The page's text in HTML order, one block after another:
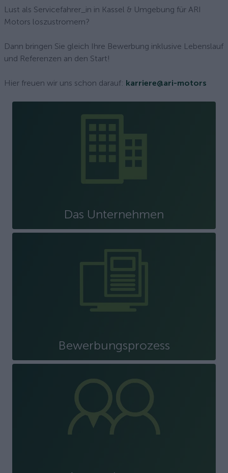
Lust als Servicefahrer_in in Kassel & Umgebung für ARI
Motors loszustromern?
Dann bringen Sie gleich Ihre Bewerbung inklusive Lebenslauf
und Referenzen an den Start!
Hier freuen wir uns schon darauf: karriere@ari-motors
Das Unternehmen
Bewerbungsprozess